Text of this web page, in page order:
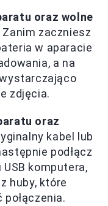
oraz wolne
Zanim zaczniesz
w aparacie
a na
zdjęcia.
oraz
kabel lub
podłącz
komputera,
huby, które